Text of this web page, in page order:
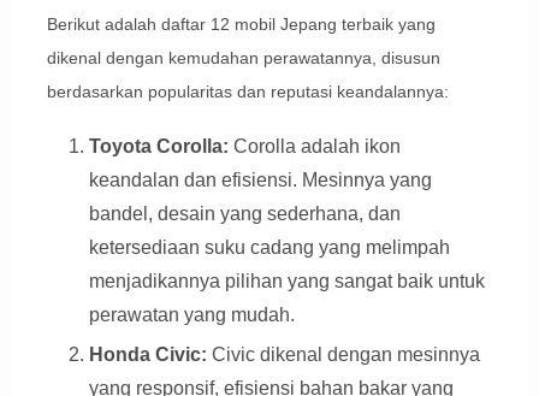
Berikut adalah daftar 12 mobil Jepang terbaik yang
dikenal dengan kemudahan perawatannya, disusun
berdasarkan popularitas dan reputasi keandalannya:
Toyota Corolla: Corolla adalah ikon
keandalan dan efisiensi. Mesinnya yang
bandel, desain yang sederhana, dan
ketersediaan suku cadang yang melimpah
menjadikannya pilihan yang sangat baik untuk
perawatan yang mudah.
Honda Civic: Civic dikenal dengan mesinnya
yang responsif, efisiensi bahan bakar yang